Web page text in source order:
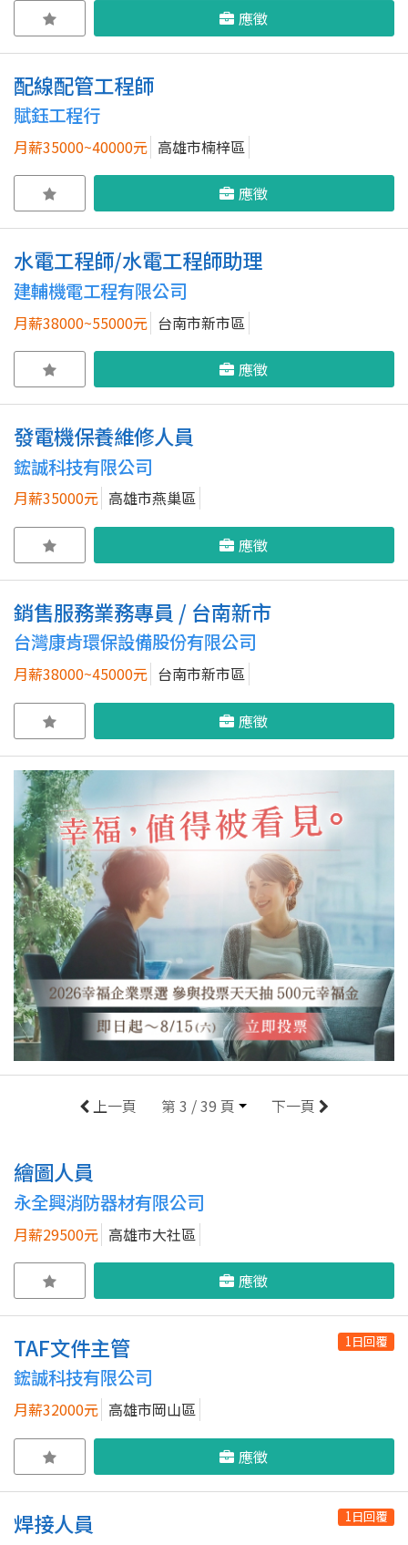
應徵
配線配管工程師
賦鈺工程行
月薪35000~40000元 高雄市楠梓區
應徵
水電工程師/水電工程師助理
建輔機電工程有限公司
月薪38000~55000元 台南市新市區
應徵
發電機保養維修人員
鋐誠科技有限公司
月薪35000元 高雄市燕巢區
應徵
銷售服務業務專員 / 台南新市
台灣康肯環保設備股份有限公司
月薪38000~45000元 台南市新市區
應徵
上一頁 第 3 / 39 頁 下一頁
繪圖人員
永全興消防器材有限公司
月薪29500元 高雄市大社區
應徵
TAF文件主管 1日回覆
鋐誠科技有限公司
月薪32000元 高雄市岡山區
應徵
焊接人員 1日回覆